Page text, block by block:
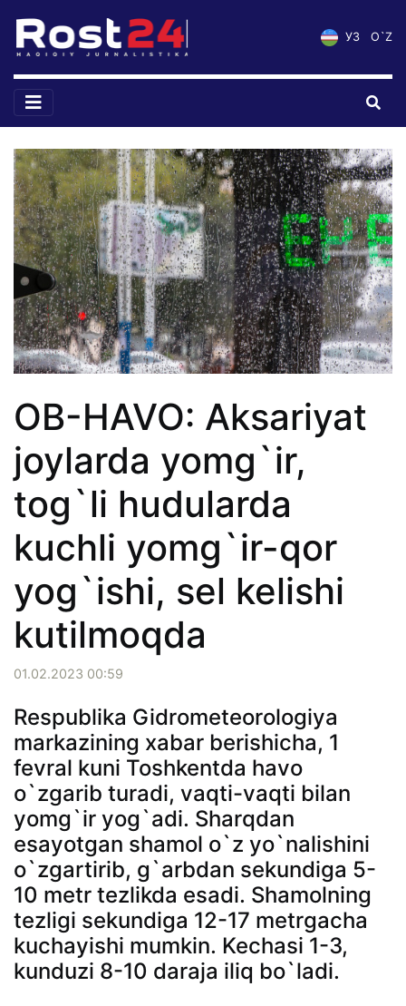
УЗ O`Z
OB-HAVO: Aksariyat
joylarda yomg`ir,
tog`li hudularda
kuchli yomg`ir-qor
yog`ishi, sel kelishi
kutilmoqda
01.02.2023 00:59
Respublika Gidrometeorologiya
markazining xabar berishicha, 1
fevral kuni Toshkentda havo
o`zgarib turadi, vaqti-vaqti bilan
yomg`ir yog`adi. Sharqdan
esayotgan shamol o`z yo`nalishini
o`zgartirib, g`arbdan sekundiga 5-
10 metr tezlikda esadi. Shamolning
tezligi sekundiga 12-17 metrgacha
kuchayishi mumkin. Kechasi 1-3,
kunduzi 8-10 daraja iliq bo`ladi.